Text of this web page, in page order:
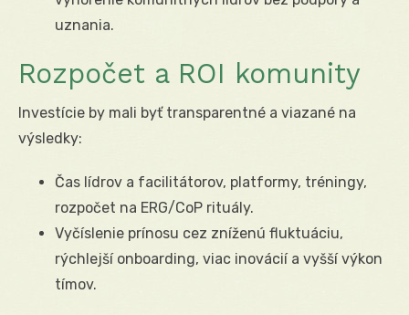
uznania.
Rozpočet a ROI komunity
Investície by mali byť transparentné a viazané na
výsledky:
Čas lídrov a facilitátorov, platformy, tréningy,
rozpočet na ERG/CoP rituály.
Vyčíslenie prínosu cez zníženú fluktuáciu,
rýchlejší onboarding, viac inovácií a vyšší výkon
tímov.